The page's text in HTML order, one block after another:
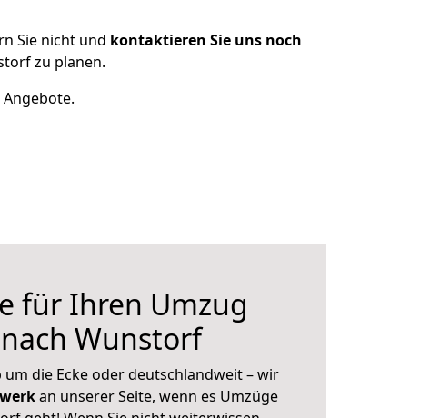
Sie nicht und kontaktieren Sie uns noch
zu planen.
für Ihren Umzug
Wunstorf
um die Ecke oder deutschlandweit – wir
an unserer Seite, wenn es Umzüge